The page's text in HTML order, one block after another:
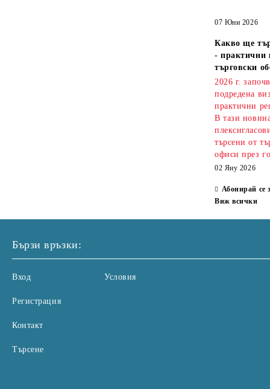
07 Юни 2026
Какво ще
- практични
търговски
2026 г.
подредена
практични
В тази
търсени от
офиси през
02 Яну 2026
Абонирай се
Виж всички
Бързи връзки:
Вход
Регистрация
Контакт
Търсене
Условия